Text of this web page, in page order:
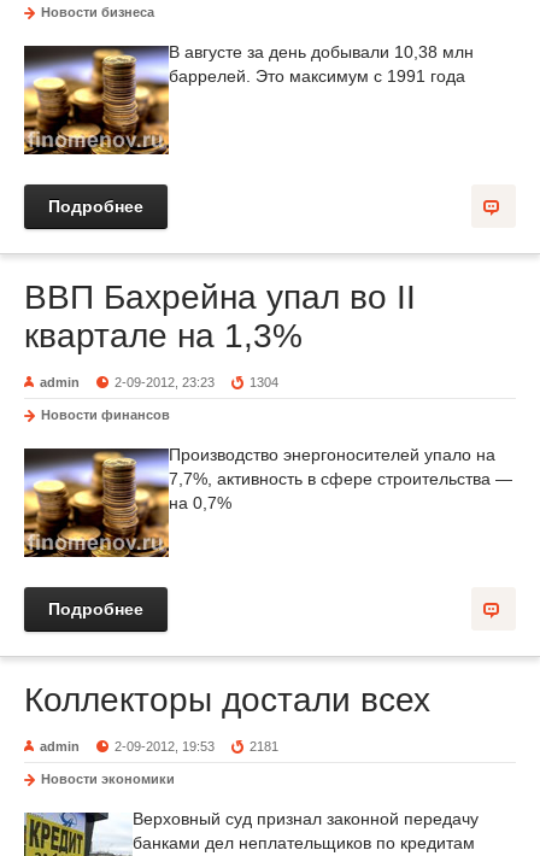
Новости бизнеса
В августе за день добывали 10,38 млн
баррелей. Это максимум с 1991 года
Подробнее
ВВП Бахрейна упал во II
квартале на 1,3%
admin 2-09-2012, 23:23 1304
Новости финансов
Производство энергоносителей упало на
7,7%, активность в сфере строительства —
на 0,7%
Подробнее
Коллекторы достали всех
admin 2-09-2012, 19:53 2181
Новости экономики
Верховный суд признал законной передачу
банками дел неплательщиков по кредитам